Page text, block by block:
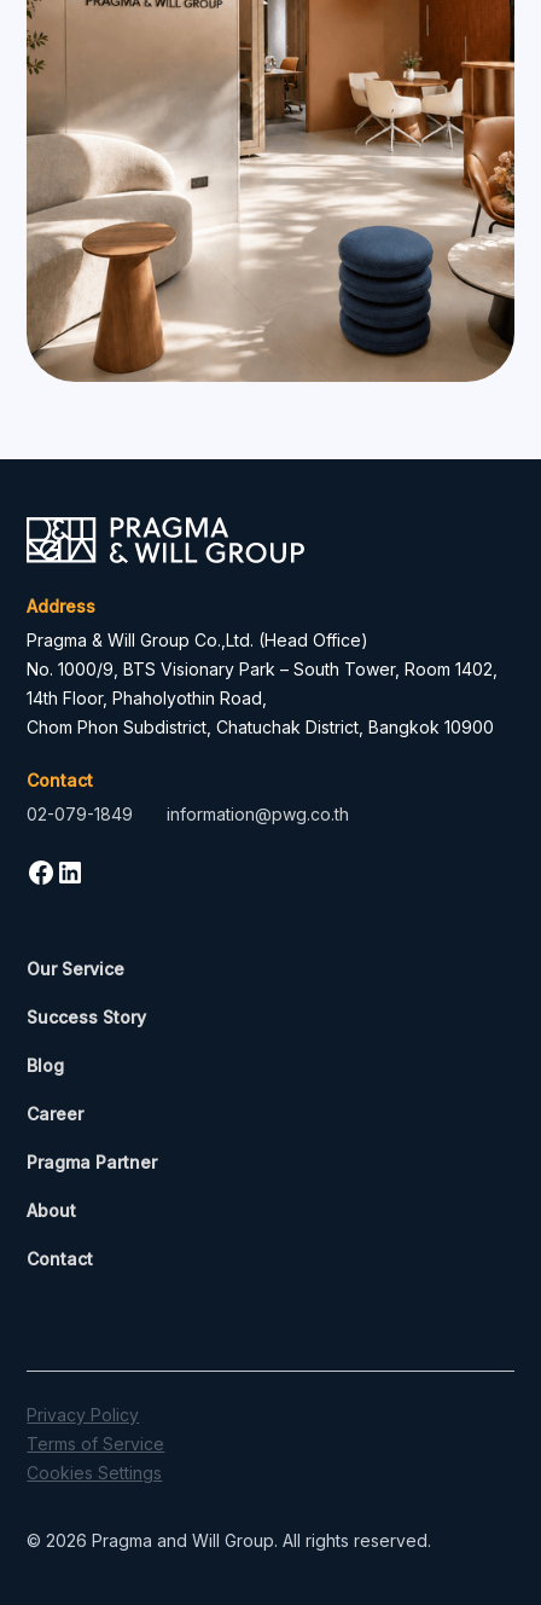
Address
Pragma & Will Group Co.,Ltd. (Head Office)
No. 1000/9, BTS Visionary Park – South Tower, Room 1402,
14th Floor, Phaholyothin Road,
Chom Phon Subdistrict, Chatuchak District, Bangkok 10900
Contact
02-079-1849information@pwg.co.th
Our Service
Success Story
Blog
Career
Pragma Partner
About
Contact
© 2026 Pragma and Will Group. All rights reserved.
Privacy Policy
Terms of Service
Cookies Settings